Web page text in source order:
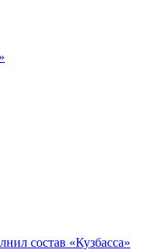
состав «Кузбасса»